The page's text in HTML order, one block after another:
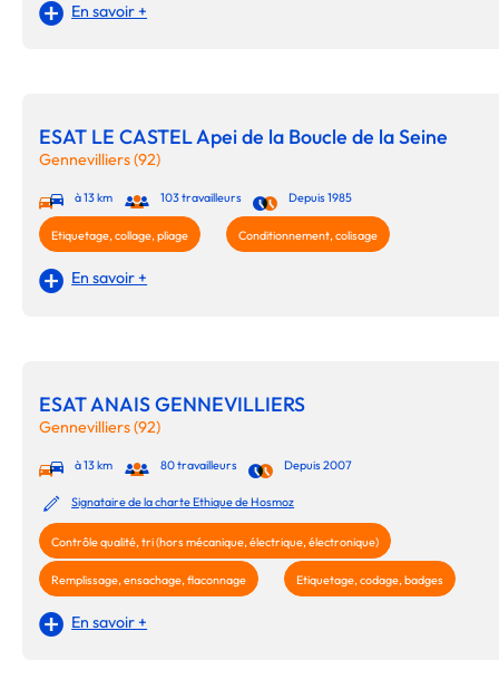
En savoir +
ESAT LE CASTEL Apei de la Boucle de la Seine
Gennevilliers (92)
à 13 km 103 travailleurs Depuis 1985
Etiquetage, collage, pliage Conditionnement, colisage
En savoir +
ESAT ANAIS GENNEVILLIERS
Gennevilliers (92)
à 13 km 80 travailleurs Depuis 2007
Signataire de la charte Ethique de Hosmoz
Contrôle qualité, tri (hors mécanique, électrique, électronique)
Remplissage, ensachage, flaconnage Etiquetage, codage, badges
En savoir +